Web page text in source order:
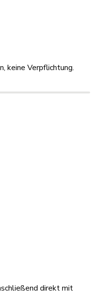
keine Verpflichtung.
direkt mit